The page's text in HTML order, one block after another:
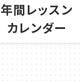
年間レッスン
カレンダー